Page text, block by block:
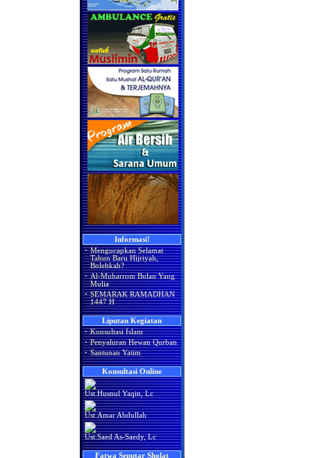
Informasi!
· Mengucapkan Selamat
Tahun Baru Hijriyah,
Bolehkah?
· Al-Muharrom Bulan Yang
Mulia
· SEMARAK RAMADHAN
1447 H
Liputan Kegiatan
· Konsultasi Islam
· Penyaluran Hewan Qurban
· Santunan Yatim
Konsultasi Online
Ust.Husnul Yaqin, Lc
Ust.Amar Abdullah
Ust.Saed As-Saedy, Lc
Fatwa Seputar Sholat